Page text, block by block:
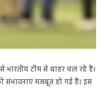
टीम से बाहर चल रहे हैं।
संभावनाएं मजबूत हो गई हैं। इस